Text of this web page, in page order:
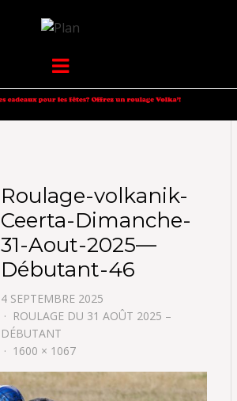
VOLKANIK-
ENDURANCE
Menu
Roulage-volkanik-
Ceerta-Dimanche-
31-Aout-2025—
Débutant-46
4 SEPTEMBRE 2025
ROULAGE DU 31 AOÛT 2025 –
DÉBUTANT
1600 × 1067